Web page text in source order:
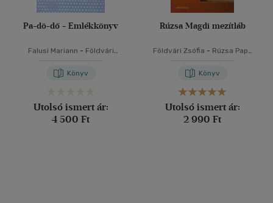
Pa-dö-dő - Emlékkönyv
Falusi Mariann - Földvári
Könyv
Utolsó ismert ár:
4 500 Ft
Rúzsa Magdi mezítláb
Földvári Zsófia - Rúzsa Papp
Könyv
Utolsó ismert ár:
2 990 Ft